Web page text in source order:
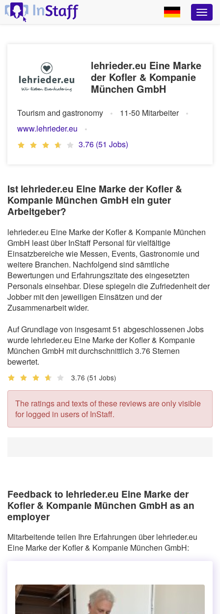
lehrieder.eu Eine Marke
der Kofler & Kompanie
München GmbH
Tourism and gastronomy
11-50 Mitarbeiter
www.lehrieder.eu
3.76 (51 Jobs)
Ist lehrieder.eu Eine Marke der Kofler &
Kompanie München GmbH ein guter
Arbeitgeber?
lehrieder.eu Eine Marke der Kofler & Kompanie München
GmbH least über InStaff Personal für vielfältige
Einsatzbereiche wie Messen, Events, Gastronomie und
weitere Branchen. Nachfolgend sind sämtliche
Bewertungen und Erfahrungszitate des eingesetzten
Personals einsehbar. Diese spiegeln die Zufriedenheit der
Jobber mit den jeweiligen Einsätzen und der
Zusammenarbeit wider.
Auf Grundlage von insgesamt 51 abgeschlossenen Jobs
wurde lehrieder.eu Eine Marke der Kofler & Kompanie
München GmbH mit durchschnittlich 3.76 Sternen
bewertet.
3.76 (51 Jobs)
The ratings and texts of these reviews are only visible
for logged in users of InStaff.
Feedback to lehrieder.eu Eine Marke der
Kofler & Kompanie München GmbH as an
employer
Mitarbeitende teilen Ihre Erfahrungen über lehrieder.eu
Eine Marke der Kofler & Kompanie München GmbH: